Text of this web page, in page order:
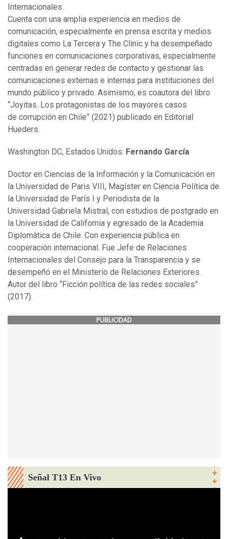
Internacionales.
Cuenta con una amplia experiencia en medios de
comunicación, especialmente en prensa escrita y medios
digitales como La Tercera y The Clinic y ha desempeñado
funciones en comunicaciones corporativas, especialmente
centradas en generar redes de contacto y gestionar las
comunicaciones externas e internas para instituciones del
mundo público y privado. Asimismo, es coautora del libro
“Joyitas. Los protagonistas de los mayores casos
de corrupción en Chile” (2021) publicado en Editorial
Hueders.
Washington DC, Estados Unidos: Fernando García
Doctor en Ciencias de la Información y la Comunicación en
la Universidad de Paris VIII, Magíster en Ciencia Política de
la Universidad de París I y Periodista de la
Universidad Gabriela Mistral, con estudios de postgrado en
la Universidad de California y egresado de la Academia
Diplomática de Chile. Con experiencia pública en
cooperación internacional. Fue Jefe de Relaciones
Internacionales del Consejo para la Transparencia y se
desempeñó en el Ministerio de Relaciones Exteriores.
Autor del libro “Ficción política de las redes sociales”
(2017).
PUBLICIDAD
Señal T13 En Vivo